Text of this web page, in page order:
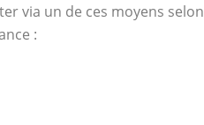
via un de ces moyens selon
: